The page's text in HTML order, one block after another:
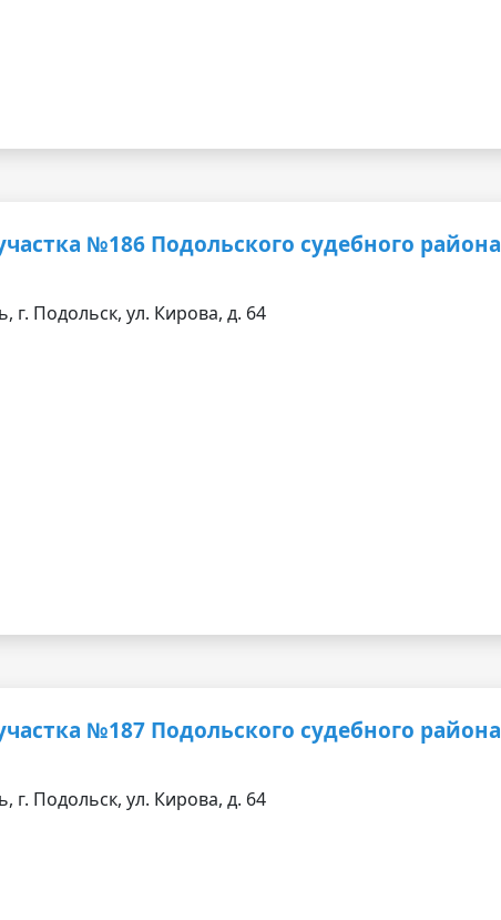
№186 Подольского судебного района
г. Подольск, ул. Кирова, д. 64
№187 Подольского судебного района
г. Подольск, ул. Кирова, д. 64